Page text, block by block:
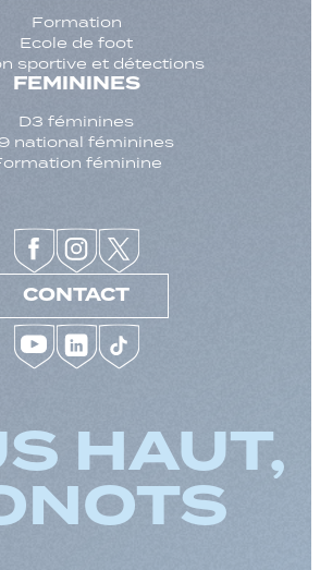
Formation
Ecole de foot
sportive et détections
FEMININES
D3 féminines
national féminines
féminine
CONTACT
HAUT,